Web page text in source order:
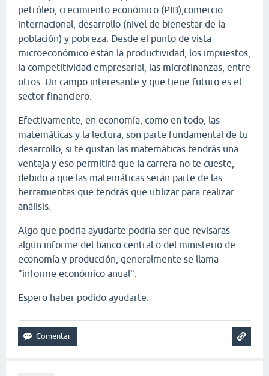
petróleo, crecimiento económico (PIB),comercio
internacional, desarrollo (nivel de bienestar de la
población) y pobreza. Desde el punto de vista
microeconómico están la productividad, los impuestos,
la competitividad empresarial, las microfinanzas, entre
otros. Un campo interesante y que tiene futuro es el
sector financiero.
Efectivamente, en economía, como en todo, las
matemáticas y la lectura, son parte fundamental de tu
desarrollo, si te gustan las matemáticas tendrás una
ventaja y eso permitirá que la carrera no te cueste,
debido a que las matemáticas serán parte de las
herramientas que tendrás que utilizar para realizar
análisis.
Algo que podría ayudarte podría ser que revisaras
algún informe del banco central o del ministerio de
economía y producción, generalmente se llama
"informe económico anual".
Espero haber podido ayudarte.